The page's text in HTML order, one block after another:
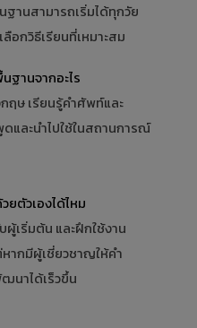
ฐานสามารถเริ่มได้ทุกวัย
อกวิธีเรียนที่เหมาะสม
ฐานจากอะไร
ฤษ เรียนรู้คำศัพท์และ
และนำไปใช้ในสถานการณ์
ตัวเองได้ไหม
ผู้เริ่มต้น และฝึกใช้งาน
ากมีผู้เชี่ยวชาญให้คำ
นาได้เร็วขึ้น